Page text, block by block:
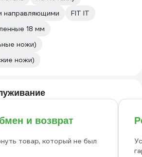
направляющими
FIT IT
18 мм
ножи)
ножи)
и возврат
товар, который не был